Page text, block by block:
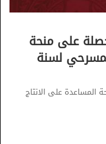
على منحة
لسنة
المساعدة على الانتاج